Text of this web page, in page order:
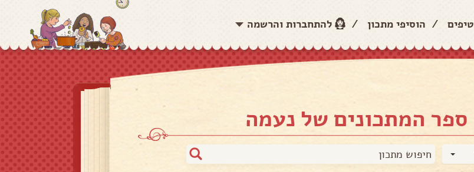
טיפים / הוסיפי מתכון / להתחברות והרשמה
ספר המתכונים של נעמה